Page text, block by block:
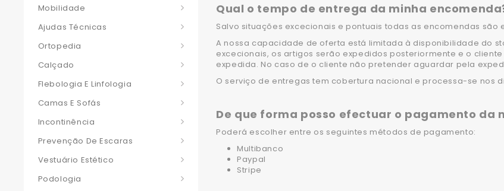
Mobilidade
Ajudas Técnicas
Ortopedia
Calçado
Flebologia E Linfologia
Camas E Sofás
Incontinência
Prevenção De Escaras
Vestuário Estético
Podologia
Qual o tempo de entrega da minha
Salvo situações excecionais e pontuais todas as encomendas são
A nossa capacidade de oferta está limitada à disponibilidade do
excecionais, os artigos serão expedidos posteriormente e o
expedida. No caso de o cliente não pretender aguardar pela
O serviço de entregas tem cobertura nacional e processa-se nos
De que forma posso efectuar o pagamento da
Poderá escolher entre os seguintes métodos de pagamento:
Multibanco
Paypal
Stripe